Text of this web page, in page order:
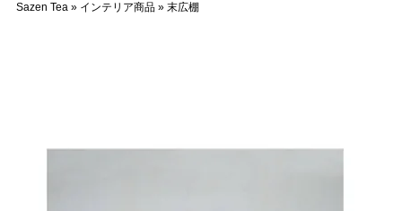
Sazen Tea» インテリア商品» 末広棚